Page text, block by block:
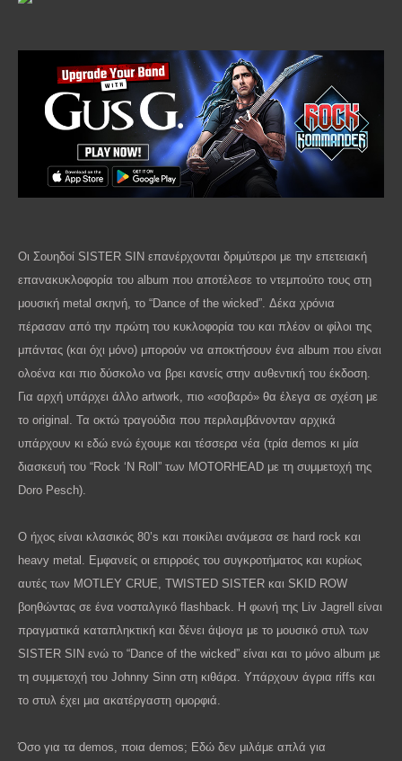
Οι Σουηδοί SISTER SIN επανέρχονται δριμύτεροι με την επετειακή
επανακυκλοφορία του album που αποτέλεσε το ντεμπούτο τους στη
μουσική metal σκηνή, το “Dance of the wicked”. Δέκα χρόνια
πέρασαν από την πρώτη του κυκλοφορία του και πλέον οι φίλοι της
μπάντας (και όχι μόνο) μπορούν να αποκτήσουν ένα album που είναι
ολοένα και πιο δύσκολο να βρει κανείς στην αυθεντική του έκδοση.
Για αρχή υπάρχει άλλο artwork , πιο «σοβαρό» θα έλεγα σε σχέση με
το original . Τα οκτώ τραγούδια που περιλαμβάνονταν αρχικά
υπάρχουν κι εδώ ενώ έχουμε και τέσσερα νέα (τρία demos κι μία
διασκευή του “Rock ‘N Roll” των MOTORHEAD με τη συμμετοχή της
Doro Pesch).
Ο ήχος είναι κλασικός 80’s και ποικίλει ανάμεσα σε hard rock και
heavy metal . Εμφανείς οι επιρροές του συγκροτήματος και κυρίως
αυτές των MOTLEY CRUE TWISTED SISTER και SKID ROW
βοηθώντας σε ένα νοσταλγικό flashback . Η φωνή της Liv Jagrell είναι
πραγματικά καταπληκτική και δένει άψογα με το μουσικό στυλ των
SISTER SIN ενώ το “Dance of the wicked” είναι και το μόνο album με
τη συμμετοχή του Johnny Sinn στη κιθάρα. Υπάρχουν άγρια riffs και
το στυλ έχει μια ακατέργαστη ομορφιά.
Όσο για τα demos , ποια demos; Εδώ δεν μιλάμε απλά για